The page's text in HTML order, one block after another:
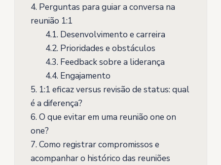
4.Perguntas para guiar a conversa na
reunião 1:1
4.1.Desenvolvimento e carreira
4.2.Prioridades e obstáculos
4.3.Feedback sobre a liderança
4.4.Engajamento
5.1:1 eficaz versus revisão de status: qual
é a diferença?
6.O que evitar em uma reunião one on
one?
7.Como registrar compromissos e
acompanhar o histórico das reuniões